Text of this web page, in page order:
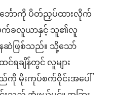
ောကို ပိတ်ညှပ်ထားလိုက်
က်ခလူယာနှင့် သူ၏လူ
ဆဲဖြစ်သည်။ သို့သော်
ရချိန်တွင် လူများ
မိုးကုပ်စက်ဝိုင်းအပေါ်